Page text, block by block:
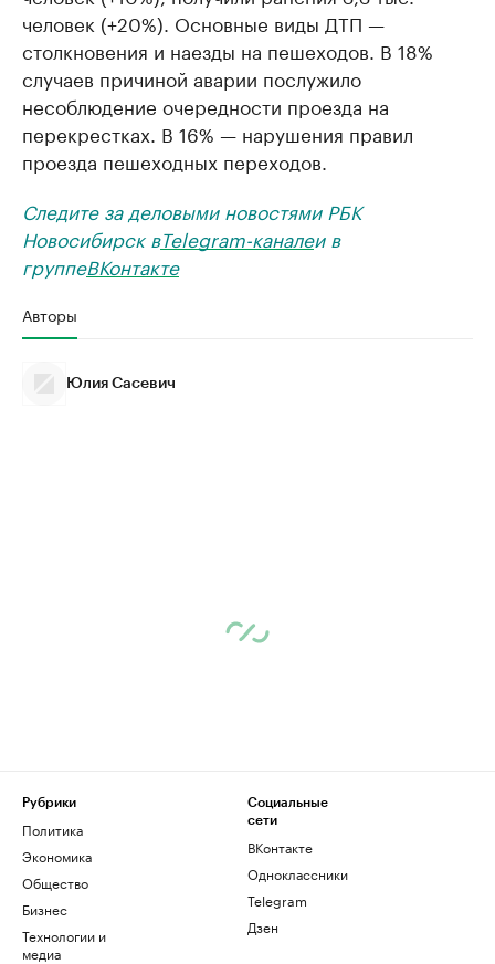
человек (+20%). Основные виды ДТП —
столкновения и наезды на пешеходов. В 18%
случаев причиной аварии послужило
несоблюдение очередности проезда на
перекрестках. В 16% — нарушения правил
проезда пешеходных переходов.
Следите за деловыми новостями РБК
Новосибирск вTelegram-каналеи в
группеВКонтакте
Авторы
Юлия Сасевич
Рубрики
Политика
Экономика
Общество
Бизнес
Технологии и
медиа
Социальные
сети
ВКонтакте
Одноклассники
Telegram
Дзен